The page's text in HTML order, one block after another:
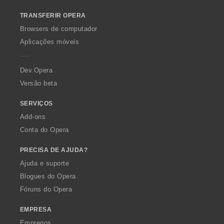
w
O
p
a
TRANSFERIR OPERA
Browsers de computador
Aplicações móveis
Dev.Opera
Versão beta
SERVIÇOS
Add-ons
Conta do Opera
PRECISA DE AJUDA?
Ajuda e suporte
Blogues do Opera
Fóruns do Opera
EMPRESA